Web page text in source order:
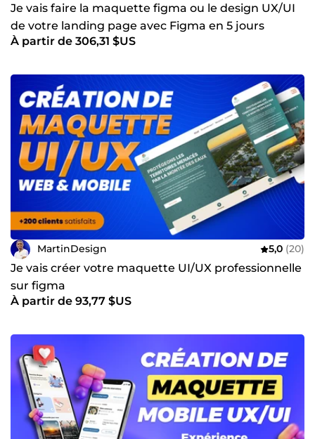
Je vais faire la maquette figma ou le design UX/UI
de votre landing page avec Figma en 5 jours
À partir de 306,31 $US
MartinDesign 5,0 (20)
Je vais créer votre maquette UI/UX professionnelle
sur figma
À partir de 93,77 $US